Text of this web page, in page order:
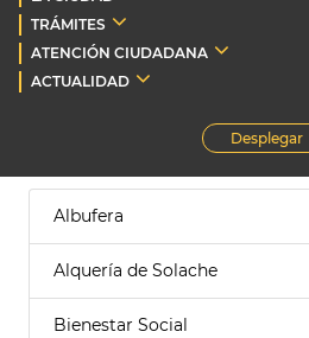
TRÁMITES
ATENCIÓN CIUDADANA
ACTUALIDAD
Desplegar
Albufera
Alquería de Solache
Bienestar Social